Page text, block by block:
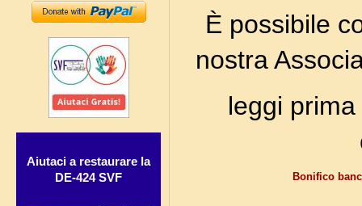
Aiutaci a restaurare la
DE-424 SVF
È possibile
nostra
leggi
Bonifico